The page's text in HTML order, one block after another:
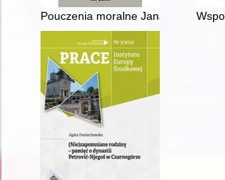
Pouczenia moralne Jana Amosa